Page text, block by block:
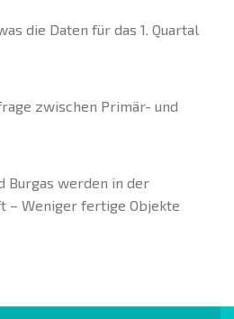
die Daten für das 1. Quartal
zwischen Primär- und
Burgas werden in der
– Weniger fertige Objekte